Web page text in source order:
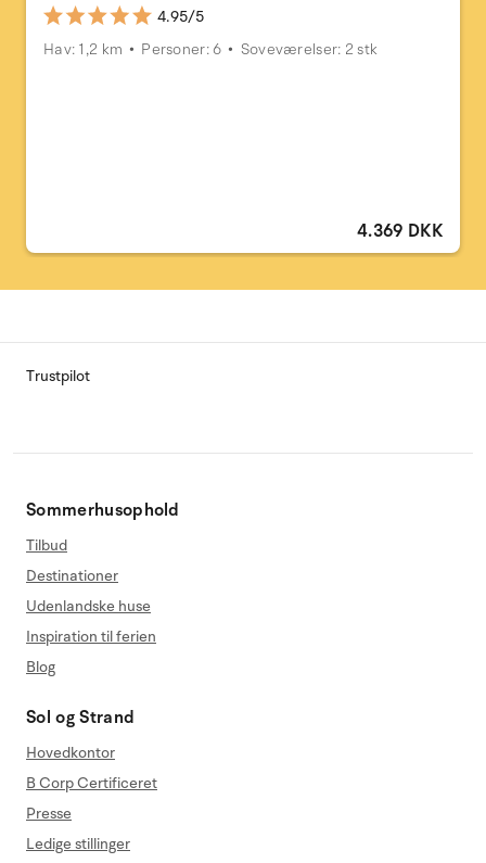
4.95/5
Hav: 1,2 km
Personer: 6 Soveværelser: 2 stk
4.369 DKK
Trustpilot
Sommerhusophold
Tilbud
Destinationer
Udenlandske huse
Inspiration til ferien
Blog
Sol og Strand
Hovedkontor
B Corp Certificeret
Presse
Ledige stillinger